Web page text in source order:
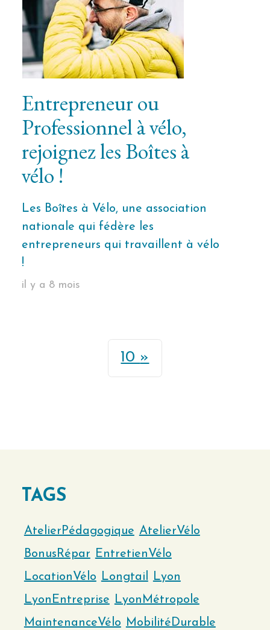
Entrepreneur ou
Professionnel à vélo,
rejoignez les Boîtes à
vélo !
Les Boîtes à Vélo, une association
nationale qui fédère les
entrepreneurs qui travaillent à vélo
!
il y a 8 mois
10
TAGS
AtelierPédagogique AtelierVélo
BonusRépar EntretienVélo
LocationVélo Longtail
Lyon
LyonEntreprise LyonMétropole
MaintenanceVélo MobilitéDurable